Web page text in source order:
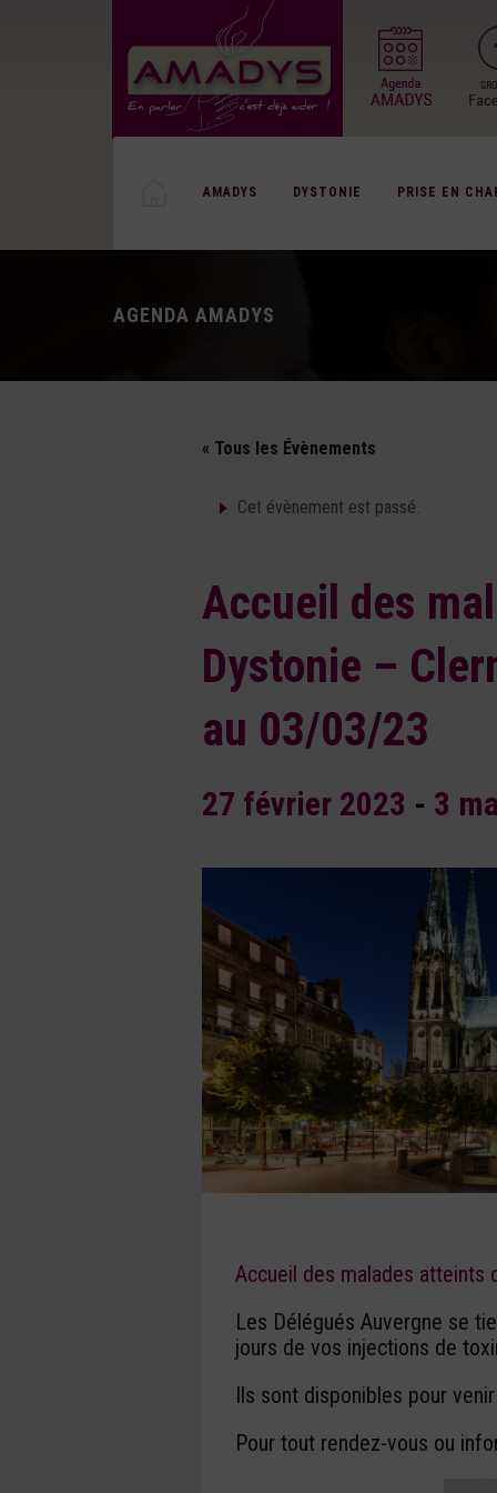
AMADYS DYSTONIE PRISE EN
AGENDA AMADYS
« Tous les Évènements
Cet évènement est passé.
Accueil des
Dystonie –
au 03/03/23
27 février 2023 - 3
Accueil des malades atteints
Les Délégués Auvergne se
jours de vos injections de
Ils sont disponibles pour
Pour tout rendez-vous ou